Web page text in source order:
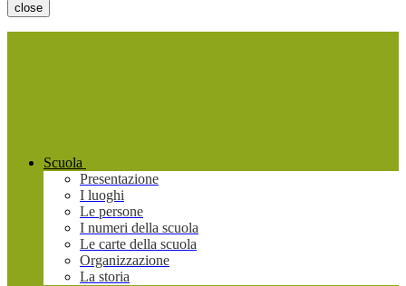
close
Scuola
Presentazione
I luoghi
Le persone
I numeri della scuola
Le carte della scuola
Organizzazione
La storia